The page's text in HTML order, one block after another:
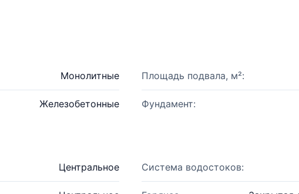
Монолитные Площадь подвала, м²:
Железобетонные Фундамент:
Центральное Система водостоков: